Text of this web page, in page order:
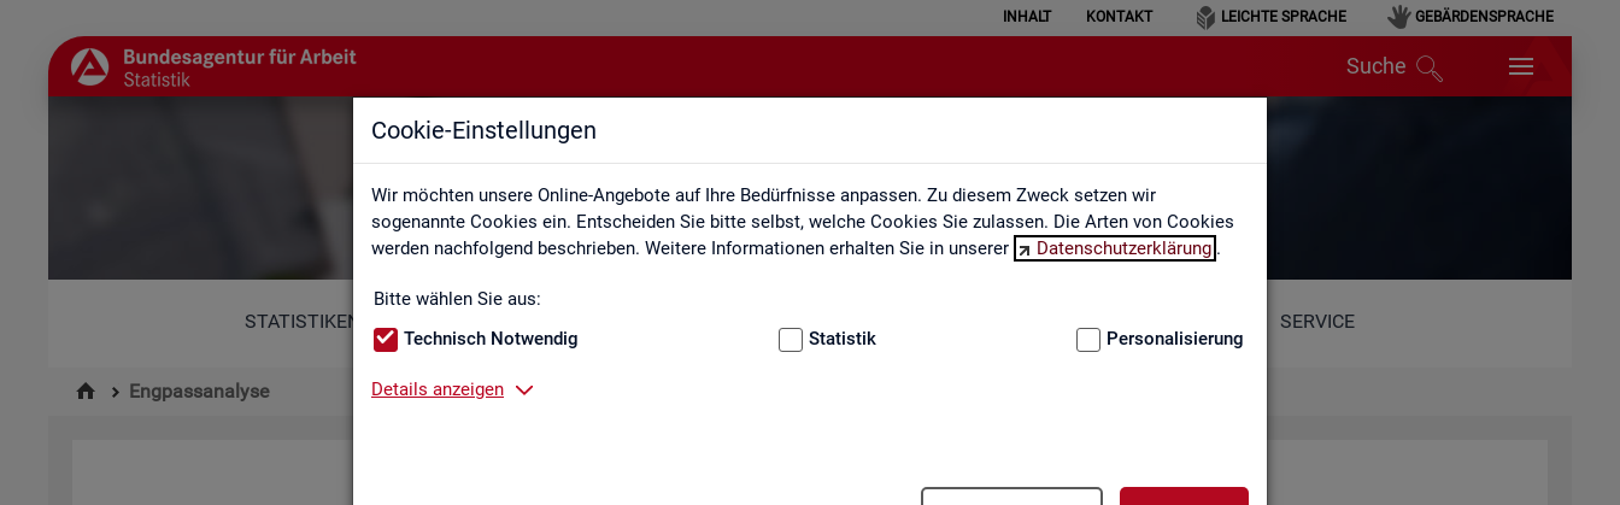
Cookie-Einstellungen
Wir möchten unsere Online-Angebote auf Ihre Bedürfnisse anpassen. Zu diesem Zweck setzen wir
sogenannte Cookies ein. Entscheiden Sie bitte selbst, welche Cookies Sie zulassen. Die Arten von Cookies
werden nachfolgend beschrieben. Weitere Informationen erhalten Sie in unserer
Datenschutzerklärung .
Bitte wählen Sie aus:
Technisch Notwendig
Statistik Personalisierung
Details anzeigen
INHALT KONTAKT LEICHTE SPRACHE GEBÄRDENSPRACHE
Suche
Engpassanalyse
STATISTIKEN SERVICE
Engpassanalyse
Eng­pass­ana­ly­se